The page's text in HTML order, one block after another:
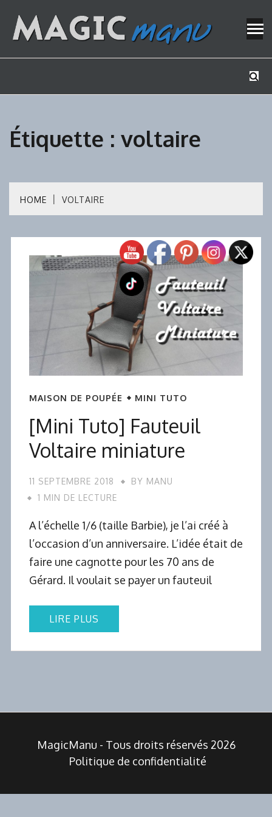
content
Étiquette : voltaire
HOME VOLTAIRE
MAISON DE POUPÉE MINI TUTO
[Mini Tuto] Fauteuil
Voltaire miniature
11 SEPTEMBRE 2018 BY MANU
1 MIN DE LECTURE
A l’échelle 1/6 (taille Barbie), je l’ai créé à
l’occasion d’un anniversaire. L’idée était de
faire une cagnotte pour les 70 ans de
Gérard. Il voulait se payer un fauteuil
LIRE PLUS
MagicManu - Tous droits réservés 2026
Politique de confidentialité